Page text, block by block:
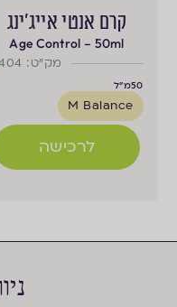
קרם אנטי אייג'ינג
Age Control – 50ml
מק"ט: 8404
50מ"ל
M Balance
לרכישה